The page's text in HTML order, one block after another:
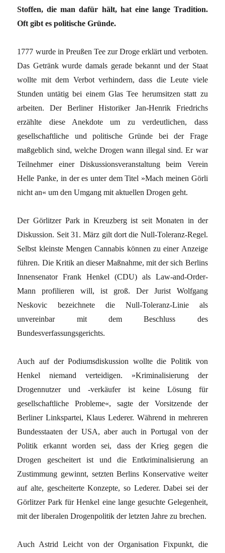
Stoffen, die man dafür hält, hat eine lange Tradition.
Oft gibt es politische Gründe.
1777 wurde in Preußen Tee zur Droge erklärt und verboten.
Das Getränk wurde damals gerade bekannt und der Staat
wollte mit dem Verbot verhindern, dass die Leute viele
Stunden untätig bei einem Glas Tee herumsitzen statt zu
arbeiten. Der Berliner Historiker Jan-Henrik Friedrichs
erzählte diese Anekdote um zu verdeutlichen, dass
gesellschaftliche und politische Gründe bei der Frage
maßgeblich sind, welche Drogen wann illegal sind. Er war
Teilnehmer einer Diskussionsveranstaltung beim Verein
Helle Panke, in der es unter dem Titel »Mach meinen Görli
nicht an« um den Umgang mit aktuellen Drogen geht.
Der Görlitzer Park in Kreuzberg ist seit Monaten in der
Diskussion. Seit 31. März gilt dort die Null-Toleranz-Regel.
Selbst kleinste Mengen Cannabis können zu einer Anzeige
führen. Die Kritik an dieser Maßnahme, mit der sich Berlins
Innensenator Frank Henkel (CDU) als Law-and-Order-
Mann profilieren will, ist groß. Der Jurist Wolfgang
Neskovic bezeichnete die Null-Toleranz-Linie als
unvereinbar mit dem Beschluss des
Bundesverfassungsgerichts.
Auch auf der Podiumsdiskussion wollte die Politik von
Henkel niemand verteidigen. »Kriminalisierung der
Drogennutzer und -verkäufer ist keine Lösung für
gesellschaftliche Probleme«, sagte der Vorsitzende der
Berliner Linkspartei, Klaus Lederer. Während in mehreren
Bundesstaaten der USA, aber auch in Portugal von der
Politik erkannt worden sei, dass der Krieg gegen die
Drogen gescheitert ist und die Entkriminalisierung an
Zustimmung gewinnt, setzten Berlins Konservative weiter
auf alte, gescheiterte Konzepte, so Lederer. Dabei sei der
Görlitzer Park für Henkel eine lange gesuchte Gelegenheit,
mit der liberalen Drogenpolitik der letzten Jahre zu brechen.
Auch Astrid Leicht von der Organisation Fixpunkt, die